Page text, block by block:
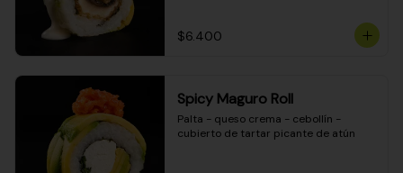
$6.400
Spicy Maguro Roll
Palta - queso crema - cebollín -
cubierto de tartar picante de atún